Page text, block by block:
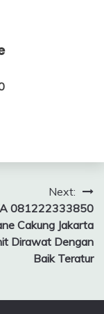
Next:
081222333850
Cakung Jakarta
Dirawat Dengan
Baik Teratur